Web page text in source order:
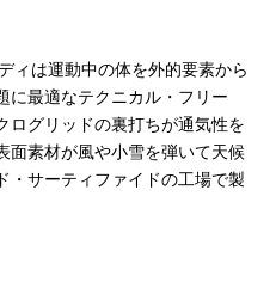
ィは運動中の体を外的要素から
に最適なテクニカル・フリー
ログリッドの裏打ちが通気性を
面素材が風や小雪を弾いて天候
・サーティファイドの工場で製